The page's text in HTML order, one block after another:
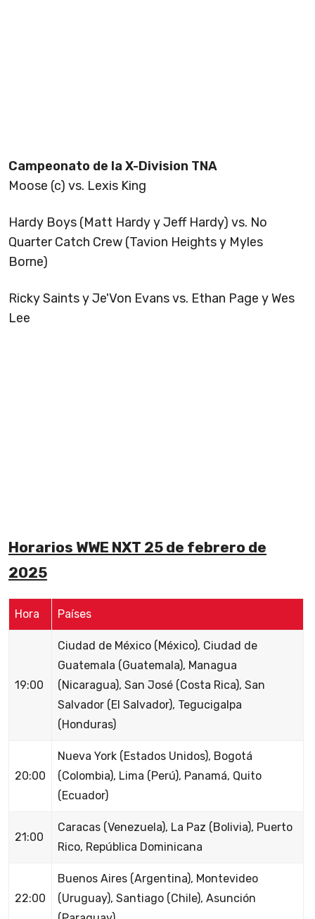
Campeonato de la X-Division TNA
Moose (c) vs. Lexis King
Hardy Boys (Matt Hardy y Jeff Hardy) vs. No
Quarter Catch Crew (Tavion Heights y Myles
Borne)
Ricky Saints y Je'Von Evans vs. Ethan Page y Wes
Lee
Horarios WWE NXT 25 de febrero de
2025
Hora Países
19:00
Ciudad de México (México), Ciudad de
Guatemala (Guatemala), Managua
(Nicaragua), San José (Costa Rica), San
Salvador (El Salvador), Tegucigalpa
(Honduras)
20:00
Nueva York (Estados Unidos), Bogotá
(Colombia), Lima (Perú), Panamá, Quito
(Ecuador)
21:00
Caracas (Venezuela), La Paz (Bolivia), Puerto
Rico, República Dominicana
22:00
Buenos Aires (Argentina), Montevideo
(Uruguay), Santiago (Chile), Asunción